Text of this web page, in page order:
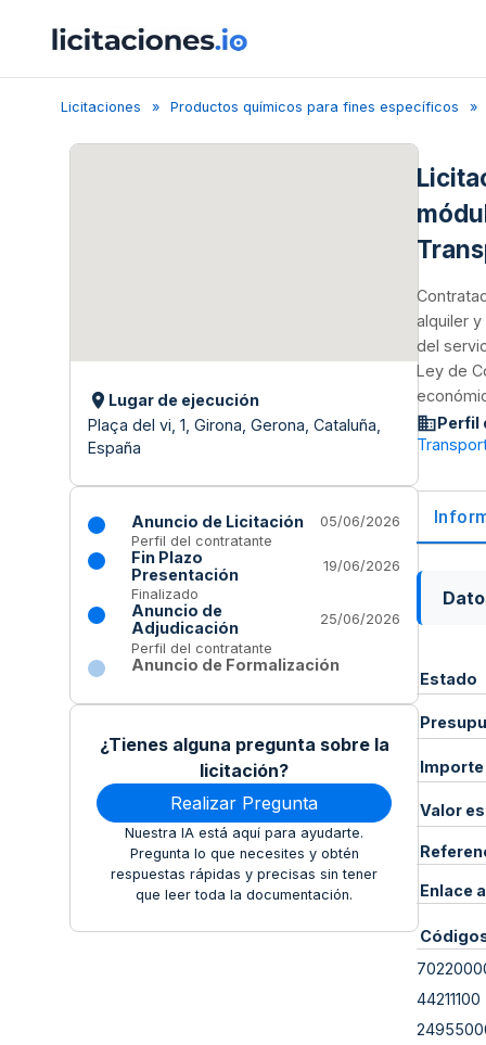
Licitaciones Productos químicos para fines específicos
Lugar de ejecución
Plaça del vi, 1, Girona, Gerona, Cataluña,
España
Anuncio de Licitación
05/06/2026
Perfil del contratante
Fin Plazo
Presentación
19/06/2026
Finalizado
Anuncio de
Adjudicación
25/06/2026
Perfil del contratante
Anuncio de Formalización
¿Tienes alguna pregunta sobre la
licitación?
Realizar Pregunta
Nuestra IA está aquí para ayudarte.
Pregunta lo que necesites y obtén
respuestas rápidas y precisas sin tener
que leer toda la documentación.
alquiler
del
Ley de
Perfil
Estado
Valor
Enlace
44211100